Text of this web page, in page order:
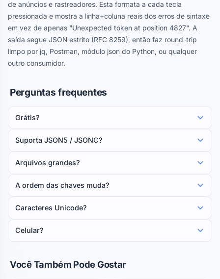
de anúncios e rastreadores. Esta formata a cada tecla
pressionada e mostra a linha+coluna reais dos erros de sintaxe
em vez de apenas "Unexpected token at position 4827". A
saída segue JSON estrito (RFC 8259), então faz round-trip
limpo por jq, Postman, módulo json do Python, ou qualquer
outro consumidor.
Perguntas frequentes
Grátis?
Suporta JSON5 / JSONC?
Arquivos grandes?
A ordem das chaves muda?
Caracteres Unicode?
Celular?
Você Também Pode Gostar